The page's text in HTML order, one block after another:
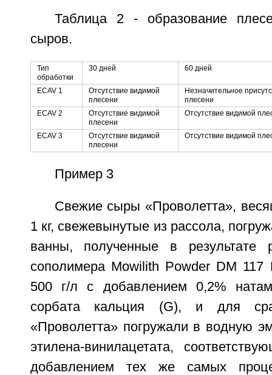
Таблица 2 - образование
сыров.
Тип
обработки
30 дней 60 дней
ECAV 1
Отсутствие видимой
плесени
Незначительное
плесени
ECAV 2
Отсутствие видимой
плесени
Отсутствие видимой
ECAV 3
Отсутствие видимой
плесени
Отсутствие видимой
Пример 3
Свежие сыры «Проволетта»,
1 кг, свежевынутые из рассола,
ванны, полученные в результате
сополимера Mowilith Powder DM 117
500 г/л с добавлением 0,2%
сорбата кальция (G), и для
«Проволетта» погружали в водную
этилена-винилацетата,
добавлением тех же самых